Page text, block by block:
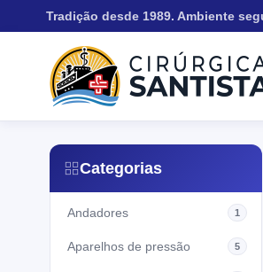
Tradição desde 1989. Ambiente
Categorias
Andadores 1
Aparelhos de pressão 5